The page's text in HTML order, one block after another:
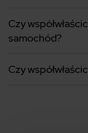
Czy
samochód?
Czy